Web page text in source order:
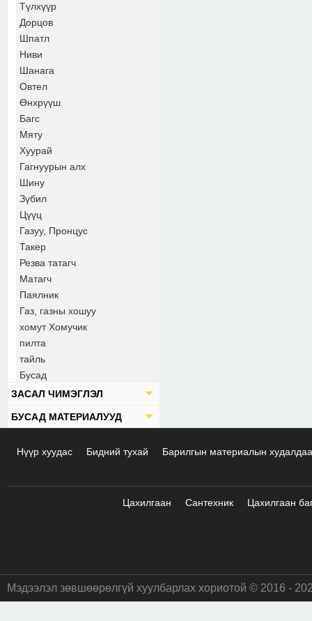
Түлхүүр
Дорцов
Шпатл
Ниви
Шанага
Овтел
Өнхрүүш
Багс
Мяту
Хуурай
Гагнуурын алх
Шину
Зүбил
Цүүц
Газуу, Пронцус
Такер
Резва татагч
Матагч
Паялник
Газ, газны хошуу
хомут Хомучик
пилта
тайль
Бусад
ЗАСАЛ ЧИМЭГЛЭЛ
БУСАД МАТЕРИАЛУУД
Нүүр хуудас Бидний тухай Барилгын материалын
Цахилгаан Сантехник Цахилгаан
Мэдээлэл зөвшөөрөлгүй хуулбарлах хориотой © 2016 -